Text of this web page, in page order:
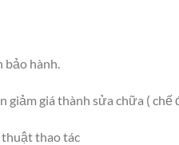
bảo hành.
giảm giá thành sửa chữa ( chế
thao tác